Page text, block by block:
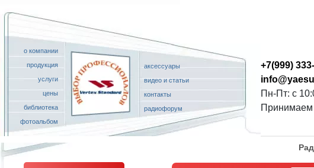
о компании
продукция
услуги
цены
библиотека
фотоальбом
аксессуары
видео и статьи
контакты
радиофорум
+7(999)
Пн-Пт: с
Принимаем